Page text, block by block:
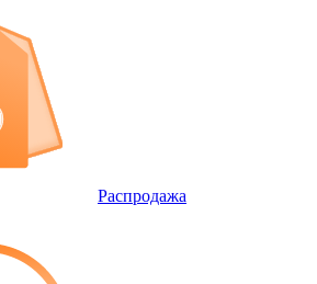
Распродажа